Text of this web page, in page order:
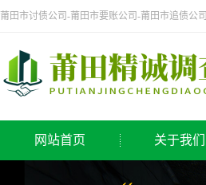
莆田市讨债公司-莆田市要账公司-莆田市追债公司
网站首页 关于我们
公司简介